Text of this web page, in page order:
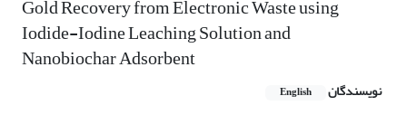
Gold Recovery from Electronic Waste using
Iodide-Iodine Leaching Solution and
Nanobiochar Adsorbent
نویسندگان English